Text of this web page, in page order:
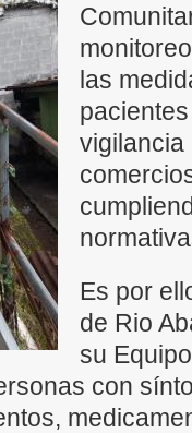
las
vigilancia
Es por
de Rio
su
con